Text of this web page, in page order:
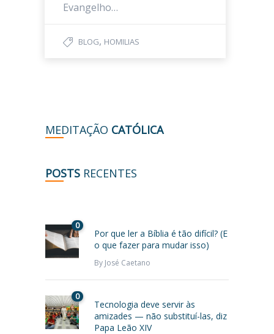
Evangelho…
BLOG, HOMILIAS
MEDITAÇÃO CATÓLICA
POSTS RECENTES
0
Por que ler a Bíblia é tão difícil? (E
o que fazer para mudar isso)
By José Caetano
0
Tecnologia deve servir às
amizades — não substituí-las, diz
Papa Leão XIV